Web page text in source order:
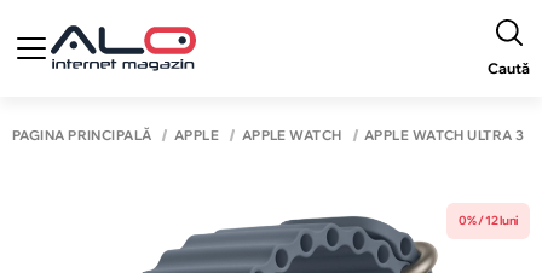
Caută
PAGINA PRINCIPALĂ APPLE APPLE WATCH APPLE WATCH ULTRA 3
0% / 12 luni